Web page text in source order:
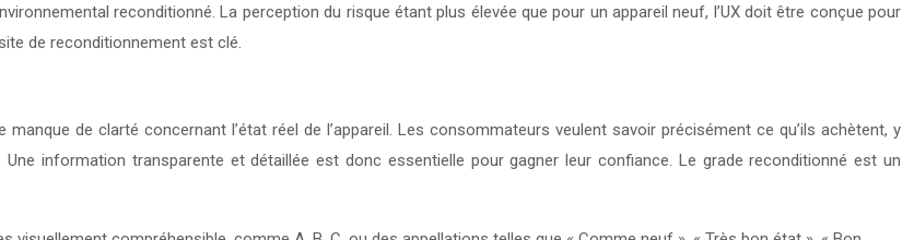
reconditionné. La perception du risque étant plus élevée que pour un appareil neuf, l’UX doit être conçue pour
de reconditionnement est clé.
de clarté concernant l’état réel de l’appareil. Les consommateurs veulent savoir précisément ce qu’ils achètent, y
information transparente et détaillée est donc essentielle pour gagner leur confiance. Le grade reconditionné est un